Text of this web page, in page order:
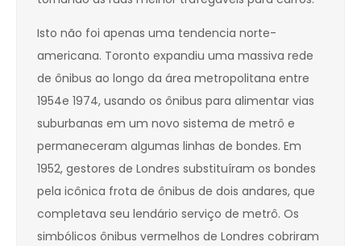
Isto não foi apenas uma tendencia norte-
americana. Toronto expandiu uma massiva rede
de ônibus ao longo da área metropolitana entre
1954e 1974, usando os ônibus para alimentar vias
suburbanas em um novo sistema de metrô e
permaneceram algumas linhas de bondes. Em
1952, gestores de Londres substituíram os bondes
pela icônica frota de ônibus de dois andares, que
completava seu lendário serviço de metrô. Os
simbólicos ônibus vermelhos de Londres cobriram